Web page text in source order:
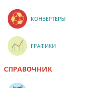
КОНВЕРТЕРЫ
ГРАФИКИ
СПРАВОЧНИК